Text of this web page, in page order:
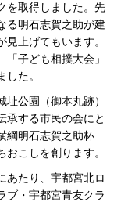
を取得しました。先
る明石志賀之助が建
上げてもいます。
子ども相撲大会」
た。
公園（御本丸跡）
承する市民の会にと
綱明石志賀之助杯
おこしを創ります。
あたり、宇都宮北ロ
ブ・宇都宮青友クラ